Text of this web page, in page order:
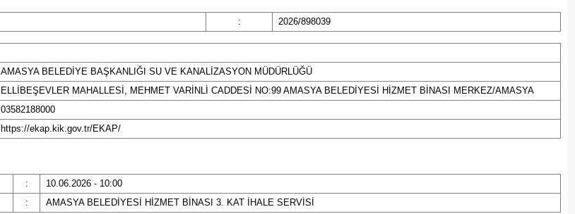
Bolu
Burdur
Bursa
Çanakkale
Çorum
: 2026/898039
AMASYA BELEDİYE BAŞKANLIĞI SU VE KANALİZASYON MÜDÜRLÜĞÜ
ELLİBEŞEVLER MAHALLESİ, MEHMET VARİNLİ CADDESİ NO:99 AMASYA BELEDİYESİ HİZMET BİNASI MERKEZ/AMASYA
03582188000
https://ekap.kik.gov.tr/EKAP/
:
10.06.2026 - 10:00
: AMASYA BELEDİYESİ HİZMET BİNASI 3. KAT İHALE SERVİSİ